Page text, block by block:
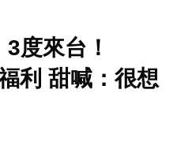
度來台！
利 甜喊：很想